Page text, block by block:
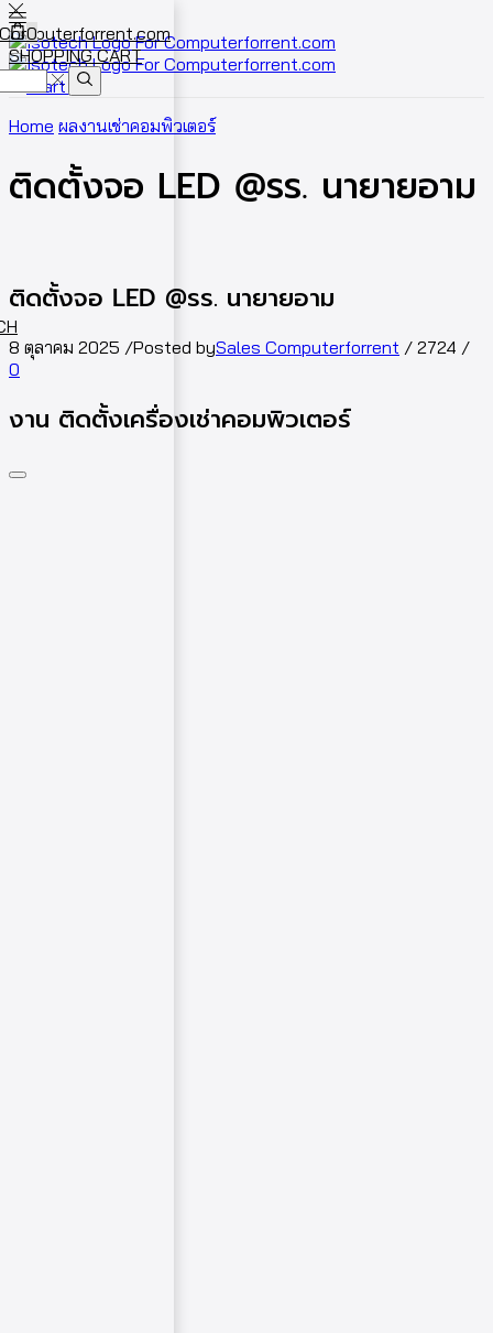
Cart 0
0
SHOPPING CART
Home ผลงานเช่าคอมพิวเตอร์
ติดตั้งจอ LED @รร. นายายอาม
ติดตั้งจอ LED @รร. นายายอาม
8 ตุลาคม 2025 /Posted bySales Computerforrent / 2724 /
0
งาน ติดตั้งเครื่องเช่าคอมพิวเตอร์